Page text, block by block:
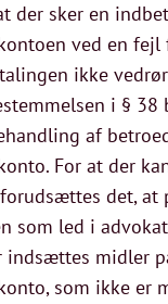
der sker en
ved en fejl
ikke
i § 38
af
For at der
det, at
som led i
midler
som ikke er